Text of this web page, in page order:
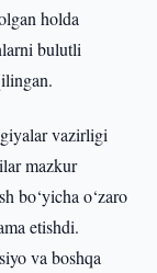
holda
bulutli
vazirligi
mazkur
bo‘yicha o‘zaro
etishdi.
va boshqa